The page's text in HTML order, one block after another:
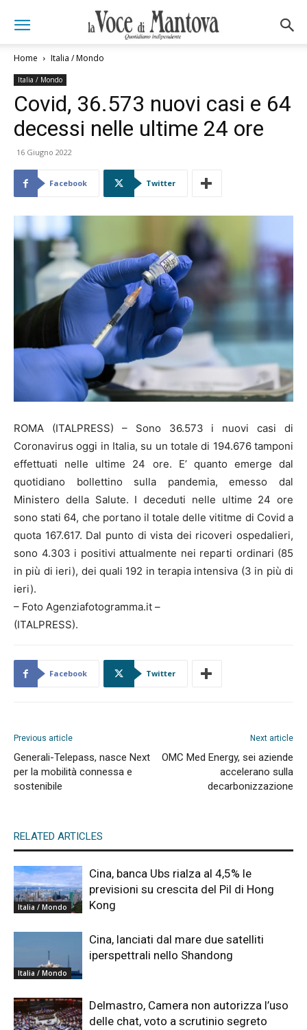
Home Italia / Mondo
Italia / Mondo
Covid, 36.573 nuovi casi e 64
decessi nelle ultime 24 ore
16 Giugno 2022
Facebook Twitter
ROMA (ITALPRESS) – Sono 36.573 i nuovi casi di
Coronavirus oggi in Italia, su un totale di 194.676 tamponi
effettuati nelle ultime 24 ore. E’ quanto emerge dal
quotidiano bollettino sulla pandemia, emesso dal
Ministero della Salute. I deceduti nelle ultime 24 ore
sono stati 64, che portano il totale delle vititme di Covid a
quota 167.617. Dal punto di vista dei ricoveri ospedalieri,
sono 4.303 i positivi attualmente nei reparti ordinari (85
in più di ieri), dei quali 192 in terapia intensiva (3 in più di
ieri).
– Foto Agenziafotogramma.it –
(ITALPRESS).
Facebook Twitter
Previous article
Generali-Telepass, nasce Next
per la mobilità connessa e
sostenibile
Next article
OMC Med Energy, sei aziende
accelerano sulla
decarbonizzazione
RELATED ARTICLES
Italia / Mondo
Cina, banca Ubs rialza al 4,5% le
previsioni su crescita del Pil di Hong
Kong
Italia / Mondo
Cina, lanciati dal mare due satelliti
iperspettrali nello Shandong
Delmastro, Camera non autorizza l’uso
delle chat, voto a scrutinio segreto